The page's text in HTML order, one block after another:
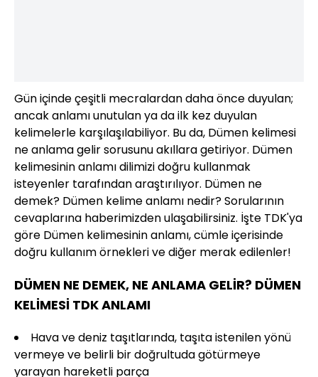
Gün içinde çeşitli mecralardan daha önce duyulan;
ancak anlamı unutulan ya da ilk kez duyulan
kelimelerle karşılaşılabiliyor. Bu da, Dümen kelimesi
ne anlama gelir sorusunu akıllara getiriyor. Dümen
kelimesinin anlamı dilimizi doğru kullanmak
isteyenler tarafından araştırılıyor. Dümen ne
demek? Dümen kelime anlamı nedir? Sorularının
cevaplarına haberimizden ulaşabilirsiniz. İşte TDK'ya
göre Dümen kelimesinin anlamı, cümle içerisinde
doğru kullanım örnekleri ve diğer merak edilenler!
DÜMEN NE DEMEK, NE ANLAMA GELİR? DÜMEN
KELİMESİ TDK ANLAMI
Hava ve deniz taşıtlarında, taşıta istenilen yönü
vermeye ve belirli bir doğrultuda götürmeye
yarayan hareketli parça